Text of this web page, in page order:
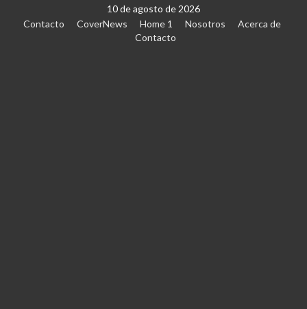
10 de agosto de 2026
Contacto
CoverNews Home 1 Nosotros
Acerca de
Contacto